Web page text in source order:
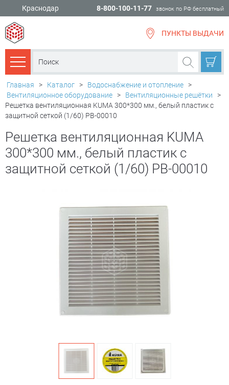
Краснодар 8-800-100-11-77 звонок по РФ бесплатный
ПУНКТЫ ВЫДАЧИ
Каталог товаров
Главная > Каталог > Водоснабжение и отопление >
Вентиляционное оборудование > Вентиляционные решётки
>
Решетка вентиляционная KUMA 300*300 мм., белый пластик с
защитной сеткой (1/60) РВ-00010
Решетка вентиляционная KUMA
300*300 мм., белый пластик с
защитной сеткой (1/60) РВ-00010